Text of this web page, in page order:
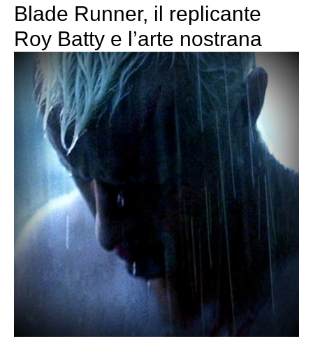
Blade Runner, il replicante
Roy Batty e l’arte nostrana